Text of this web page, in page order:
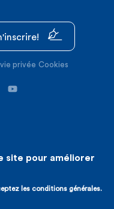
privée Cookies
: Expansion
site pour améliorer
les conditions générales.